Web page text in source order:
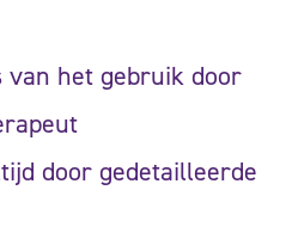
van het gebruik door
door gedetailleerde